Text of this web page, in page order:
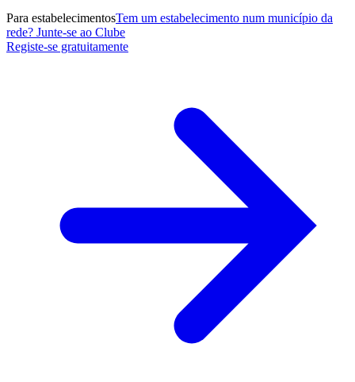
Para estabelecimentosTem um estabelecimento num município da
rede? Junte-se ao Clube
Registe-se gratuitamente